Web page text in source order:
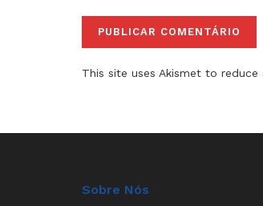
This site uses Akismet to reduce
Sobre Nós